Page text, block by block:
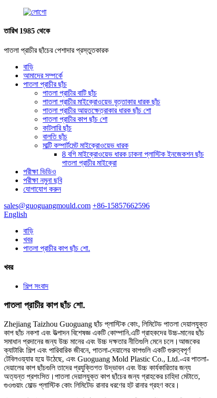
তারিখ 1985 থেকে
পাতলা প্রাচীর ছাঁচের পেশাদার প্রস্তুতকারক
বাড়ি
আমাদের সম্পর্কে
পাতলা প্রাচীর ছাঁচ
পাতলা প্রাচীর বাটি ছাঁচ
পাতলা প্রাচীর মাইক্রোওয়েভ বৃত্তাকার ধারক ছাঁচ
পাতলা প্রাচীর আয়তক্ষেত্রাকার ধারক ছাঁচ শো
পাতলা প্রাচীর কাপ ছাঁচ শো
কাটলারি ছাঁচ
বালতি ছাঁচ
মাল্টি কম্পার্টমেন্ট মাইক্রোওয়েভ ধারক
8 বগি মাইক্রোওয়েভ ধারক ঢাকনা প্লাস্টিক ইনজেকশন ছাঁচ
পাতলা প্রাচীর মাইক্রো
পরীক্ষা ভিডিও
পরীক্ষা নমুনা ছবি
যোগাযোগ করুন
sales@guoguangmould.com +86-15857662596
English
বাড়ি
খবর
পাতলা প্রাচীর কাপ ছাঁচ শো.
খবর
শিল্প সংবাদ
পাতলা প্রাচীর কাপ ছাঁচ শো.
Zhejiang Taizhou Guoguang ছাঁচ প্লাস্টিক কোং, লিমিটেড পাতলা দেয়ালযুক্ত
কাপ ছাঁচ নকশা এবং উত্পাদন বিশেষজ্ঞ একটি কোম্পানি.এটি গ্রাহকদের উচ্চ-মানের ছাঁচ
সমাধান প্রদানের জন্য উচ্চ মানের এবং উচ্চ দক্ষতার নীতিগুলি মেনে চলে।আজকের
ক্যাটারিং শিল্প এবং পারিবারিক জীবনে, পাতলা-দেয়ালের কাপগুলি একটি গুরুত্বপূর্ণ
টেবিলওয়্যার হয়ে উঠেছে, এবং Guoguang Mold Plastic Co., Ltd.-এর পাতলা-
দেয়ালের কাপ ছাঁচগুলি তাদের প্রযুক্তিগত উদ্ভাবন এবং উচ্চ কার্যকারিতার জন্য
অত্যন্ত প্রশংসিত।পাতলা দেয়ালযুক্ত কাপ ছাঁচের জন্য গ্রাহকের চাহিদা মেটাতে,
গুওগুয়াং মোল্ড প্লাস্টিক কোং লিমিটেড রানার ধরণের হট রানার গ্রহণ করে।